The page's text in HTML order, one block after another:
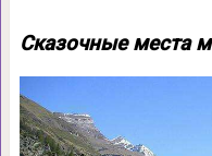
Сказочные места